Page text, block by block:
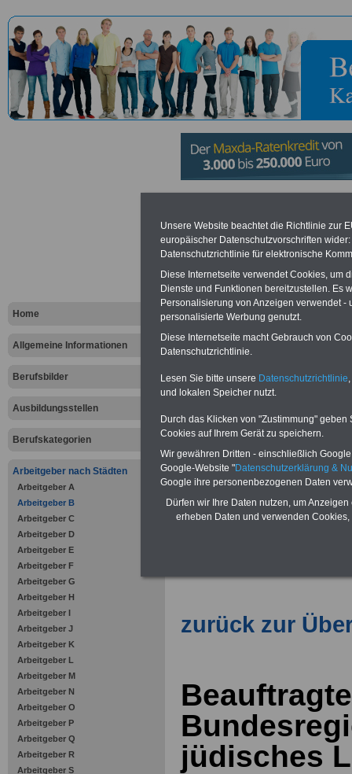
Home
Allgemeine Informationen
Berufsbilder
Ausbildungsstellen
Berufskategorien
Arbeitgeber nach Städten
Arbeitgeber A
Arbeitgeber B
Arbeitgeber C
Arbeitgeber D
Arbeitgeber E
Arbeitgeber F
Arbeitgeber G
Arbeitgeber H
Arbeitgeber I
Arbeitgeber J
Arbeitgeber K
Arbeitgeber L
Arbeitgeber M
Arbeitgeber N
Arbeitgeber O
Arbeitgeber P
Arbeitgeber Q
Arbeitgeber R
Arbeitgeber S
jüdisches
Kampf
Vorteile für den öffentlichen
Vergleichen und sparen
Bausparen schon ab 16 Jahren
Berufsunfähigkeitsabsicherung-
Krankenzusatzversicherung
Online-Vergleich Gesetzliche
Krankenkassen-
Zahnzusatzversicherung-
zurück zur
jüdisches
Unsere Website beachtet die Richtlinie zur
europäischer Datenschutzvorschriften
Datenschutzrichtlinie für elektronische
Diese Internetseite verwendet Cookies, um
Dienste und Funktionen bereitzustellen. Es
Personalisierung von Anzeigen verwendet
personalisierte Werbung genutzt.
Diese Internetseite macht Gebrauch von
Datenschutzrichtlinie.
Lesen Sie bitte unsere Datenschutzrichtlinie
und lokalen Speicher nutzt.
Durch das Klicken von "Zustimmung"
Cookies auf Ihrem Gerät zu speichern.
Wir gewähren Dritten - einschließlich
Google-Website "Datenschutzerklärung &
Google ihre personenbezogenen Daten
Dürfen wir Ihre Daten nutzen, um
erheben Daten und verwenden